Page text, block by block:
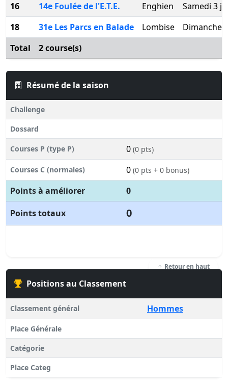
16 14e Foulée de l'E.T.E. Enghien
Samedi 3
18
31e Les Parcs en Balade Lombise
Dimanche
Total
2 course(s)
Résumé de la saison
Challenge
Dossard
Courses P (type P) 0 (0 pts)
Courses C (normales) 0 (0 pts + 0 bonus)
Points à améliorer
0
Points totaux
0
Retour en haut
Positions au Classement
Classement général Hommes
Place Générale
Catégorie
Place Categ